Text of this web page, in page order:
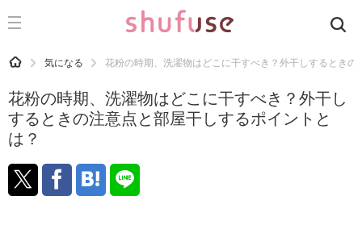
CATEGORY 記事カテゴリ
運気
洗濯
生活の知恵
HOME 気になる 花粉の時期、洗濯物はどこに干すべき？外干しするとき
花粉の時期、洗濯物はどこに干すべき？外干し
するときの注意点と部屋干しするポイントと
は？